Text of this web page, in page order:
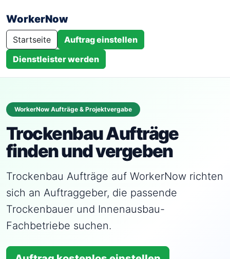
WorkerNow
Startseite
Auftrag einstellen
Dienstleister werden
WorkerNow Aufträge & Projektvergabe
Trockenbau Aufträge
finden und vergeben
Trockenbau Aufträge auf WorkerNow richten
sich an Auftraggeber, die passende
Trockenbauer und Innenausbau-
Fachbetriebe suchen.